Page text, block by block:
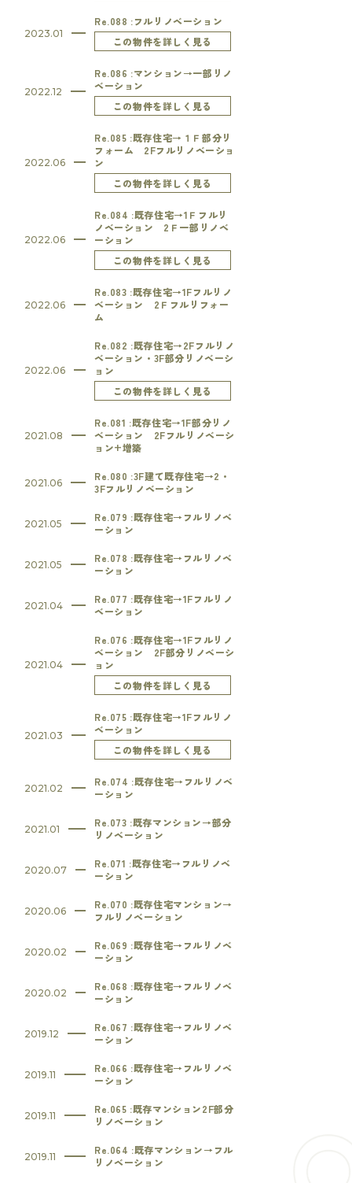
2023.01
Re.088 :フルリノベーション
この物件を詳しく見る
2022.12
Re.086 :マンション→一部リノ
ベーション
この物件を詳しく見る
2022.06
Re.085 :既存住宅→１Ｆ部分リ
フォーム 2Fフルリノベーショ
ン
この物件を詳しく見る
2022.06
Re.084 :既存住宅→1Ｆフルリ
ノベーション 2Ｆ一部リノベ
ーション
この物件を詳しく見る
2022.06
Re.083 :既存住宅→1Fフルリノ
ベーション 2Ｆフルリフォー
ム
2022.06
Re.082 :既存住宅→2Fフルリノ
ベーション・3F部分リノベーシ
ョン
この物件を詳しく見る
2021.08
Re.081 :既存住宅→1F部分リノ
ベーション 2Fフルリノベーシ
ョン+増築
2021.06
Re.080 :3F建て既存住宅→2・
3Fフルリノベーション
2021.05
Re.079 :既存住宅→フルリノベ
ーション
2021.05
Re.078 :既存住宅→フルリノベ
ーション
2021.04
Re.077 :既存住宅→1Fフルリノ
ベーション
2021.04
Re.076 :既存住宅→1Fフルリノ
ベーション 2F部分リノベーシ
ョン
この物件を詳しく見る
2021.03
Re.075 :既存住宅→1Fフルリノ
ベーション
この物件を詳しく見る
2021.02
Re.074 :既存住宅→フルリノベ
ーション
2021.01
Re.073 :既存マンション→部分
リノベーション
2020.07
Re.071 :既存住宅→フルリノベ
ーション
2020.06
Re.070 :既存住宅マンション→
フルリノベーション
2020.02
Re.069 :既存住宅→フルリノベ
ーション
2020.02
Re.068 :既存住宅→フルリノベ
ーション
2019.12
Re.067 :既存住宅→フルリノベ
ーション
2019.11
Re.066 :既存住宅→フルリノベ
ーション
2019.11
Re.065 :既存マンション2F部分
リノベーション
2019.11
Re.064 :既存マンション→フル
リノベーション